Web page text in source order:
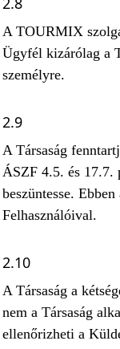
A TOURMIX
Ügyfél kizárólag a
személyre.
2.9
A Társaság
ÁSZF 4.5. és 17.7.
beszüntesse.
Felhasználóival.
2.10
A Társaság a
nem a Társaság
ellenőrizheti a